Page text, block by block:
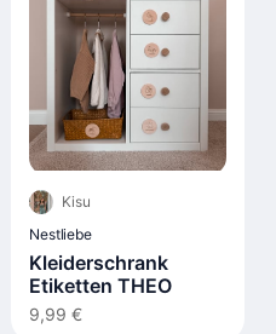
Kisu
Nestliebe
Kleiderschrank
Etiketten THEO
9,99 €